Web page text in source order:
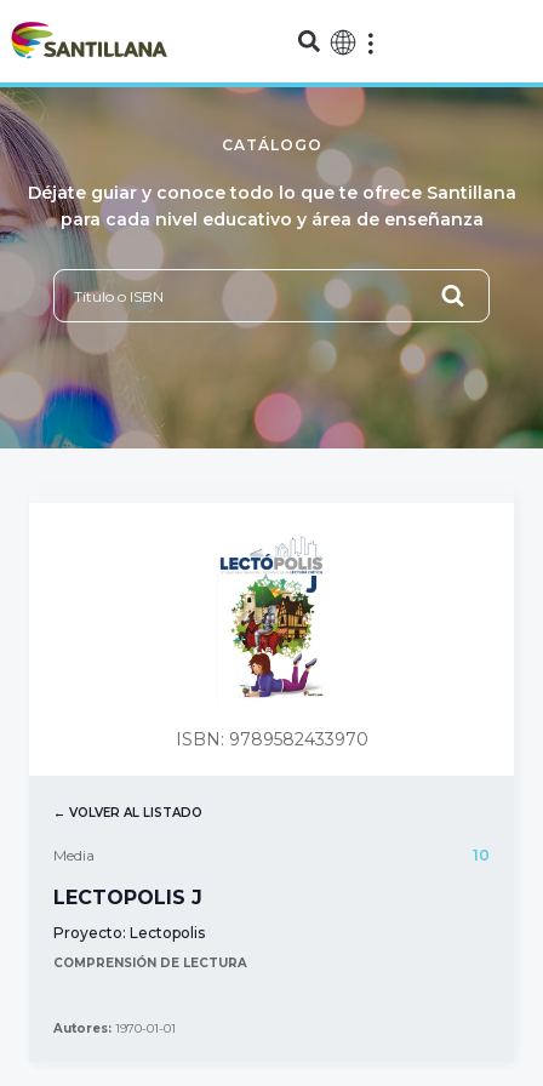
CATÁLOGO
Déjate guiar y conoce todo lo que te ofrece Santillana
para cada nivel educativo y área de enseñanza
← VOLVER AL LISTADO
Media 10
LECTOPOLIS J
Proyecto: Lectopolis
COMPRENSIÓN DE LECTURA
Autores: 1970-01-01
ISBN: 9789582433970